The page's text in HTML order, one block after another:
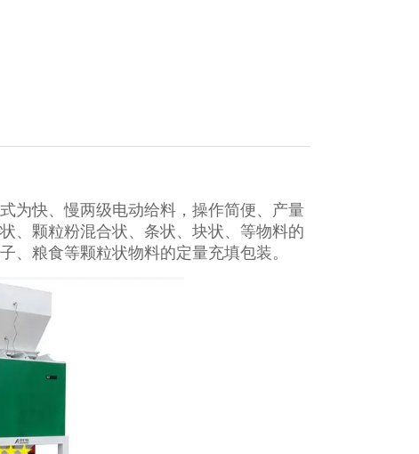
为快、慢两级电动给料，操作简便、产量
、颗粒粉混合状、条状、块状、等物料的
、粮食等颗粒状物料的定量充填包装。